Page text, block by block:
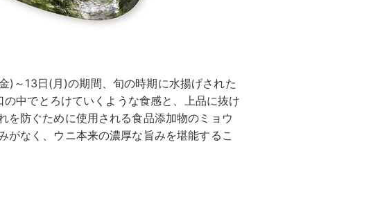
)～13日(月)の期間、旬の時期に水揚げされた
中でとろけていくような食感と、上品に抜け
を防ぐために使用される食品添加物のミョウ
がなく、ウニ本来の濃厚な旨みを堪能するこ